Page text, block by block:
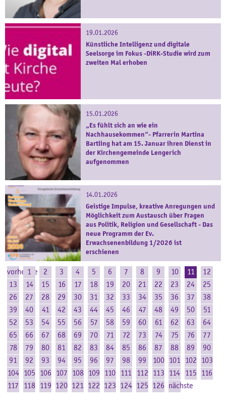
19.01.2026
Künstliche Intelligenz und digitale
Seelsorge im Fokus -DiRK-Studie wird zum
zweiten Mal erhoben
15.01.2026
„Es fühlt sich an wie ein
Nachhausekommen“- Pfarrerin Martina
Bartling hat am 15. Januar ihren Dienst in
der Kirchengemeinde Lengerich
aufgenommen
14.01.2026
Geistige Impulse, kreative Anregungen und
Möglichkeit zum Austausch über Fragen
aus Politik, Religion und Gesellschaft - Das
neue Programm der Ev.
Erwachsenenbildung 1/2026 ist
erschienen
vorherige
1 2 3 4 5 6 7 8 9 10 11
12
13
14 15 16 17 18 19 20 21 22 23 24
25
26
27 28 29 30 31 32 33 34 35 36 37
38
39
40 41 42 43 44 45 46 47 48 49 50
51
52
53 54 55 56 57 58 59 60 61 62 63
64
65
66 67 68 69 70 71 72 73 74 75 76
77
78
79 80 81 82 83 84 85 86 87 88 89
90
91
92 93 94 95 96 97 98 99 100 101 102
103
104
105 106 107 108 109 110 111 112 113 114 115
116
117
118 119 120 121 122 123 124 125 126 nächste